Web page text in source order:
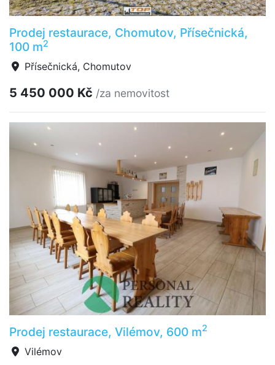
Prodej restaurace, Chomutov, Přísečnická,
100 m2
Přísečnická, Chomutov
5 450 000 Kč /za nemovitost
Prodej restaurace, Vilémov, 600 m2
Vilémov